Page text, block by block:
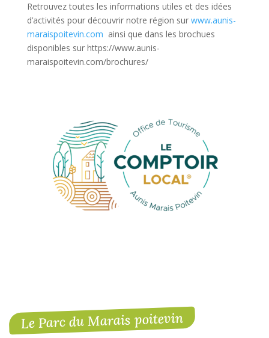
Retrouvez toutes les informations utiles et des idées
d’activités pour découvrir notre région sur www.aunis-
maraispoitevin.com ainsi que dans les brochues
disponibles sur https://www.aunis-
maraispoitevin.com/brochures/
Le Parc du Marais poitevin